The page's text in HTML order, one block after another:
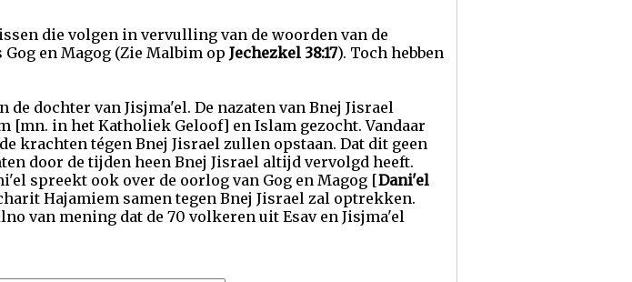
die volgen in vervulling van de woorden van de
en Magog (Zie Malbim op Jechezkel 38:17). Toch hebben
dochter van Jisjma'el. De nazaten van Bnej Jisrael
[mn. in het Katholiek Geloof] en Islam gezocht. Vandaar
krachten tégen Bnej Jisrael zullen opstaan. Dat dit geen
door de tijden heen Bnej Jisrael altijd vervolgd heeft.
spreekt ook over de oorlog van Gog en Magog [Dani'el
Hajamiem samen tegen Bnej Jisrael zal optrekken.
van mening dat de 70 volkeren uit Esav en Jisjma'el